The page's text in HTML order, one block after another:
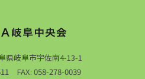
県岐阜市宇佐南4-13-1
FAX: 058-278-0039